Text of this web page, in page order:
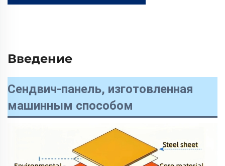
Введение
Сендвич-панель, изготовленная
машинным способом